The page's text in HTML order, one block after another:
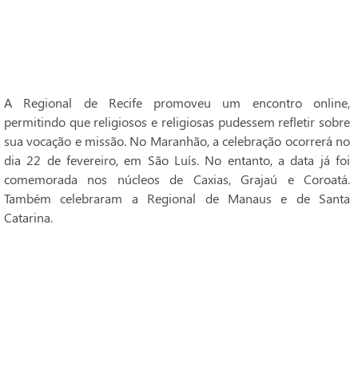
A Regional de Recife promoveu um encontro online,
permitindo que religiosos e religiosas pudessem refletir sobre
sua vocação e missão. No Maranhão, a celebração ocorrerá no
dia 22 de fevereiro, em São Luís. No entanto, a data já foi
comemorada nos núcleos de Caxias, Grajaú e Coroatá.
Também celebraram a Regional de Manaus e de Santa
Catarina.